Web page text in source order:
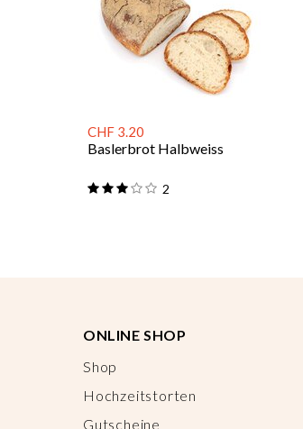
CHF 3.20
Baslerbrot Halbweiss
2
ONLINE SHOP
Shop
Hochzeitstorten
Gutscheine